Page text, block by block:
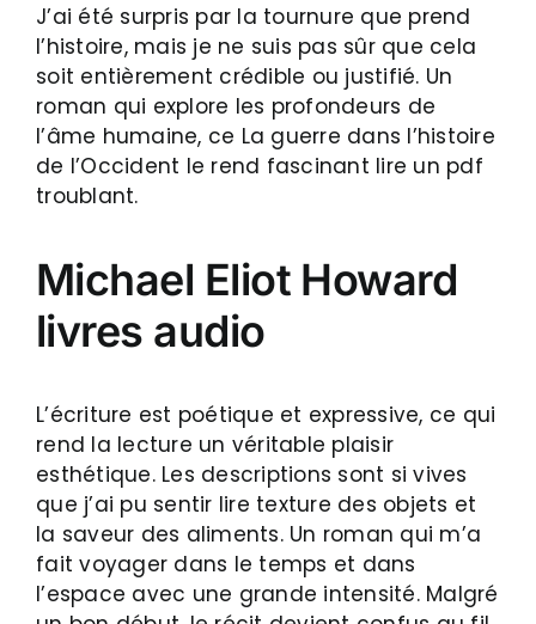
J’ai été surpris par la tournure que prend
l’histoire, mais je ne suis pas sûr que cela
soit entièrement crédible ou justifié. Un
roman qui explore les profondeurs de
l’âme humaine, ce La guerre dans l’histoire
de l’Occident le rend fascinant lire un pdf
troublant.
Michael Eliot Howard
livres audio
L’écriture est poétique et expressive, ce qui
rend la lecture un véritable plaisir
esthétique. Les descriptions sont si vives
que j’ai pu sentir lire texture des objets et
la saveur des aliments. Un roman qui m’a
fait voyager dans le temps et dans
l’espace avec une grande intensité. Malgré